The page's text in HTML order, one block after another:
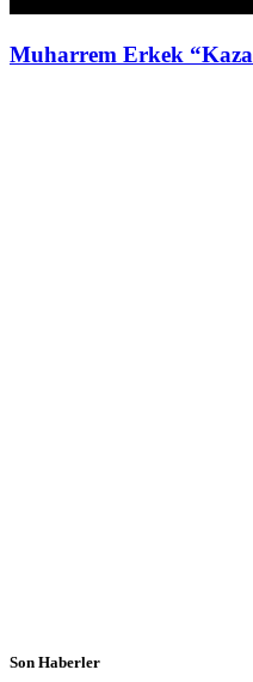
Muharrem Erkek
Son Haberler